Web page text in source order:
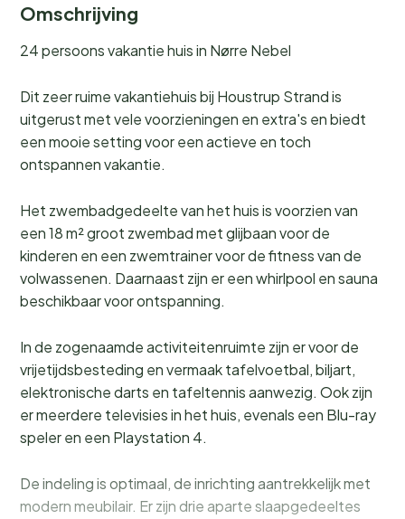
Omschrijving
24 persoons vakantie huis in Nørre Nebel
Dit zeer ruime vakantiehuis bij Houstrup Strand is
uitgerust met vele voorzieningen en extra's en biedt
een mooie setting voor een actieve en toch
ontspannen vakantie.
Het zwembadgedeelte van het huis is voorzien van
een 18 m² groot zwembad met glijbaan voor de
kinderen en een zwemtrainer voor de fitness van de
volwassenen. Daarnaast zijn er een whirlpool en sauna
beschikbaar voor ontspanning.
In de zogenaamde activiteitenruimte zijn er voor de
vrijetijdsbesteding en vermaak tafelvoetbal, biljart,
elektronische darts en tafeltennis aanwezig. Ook zijn
er meerdere televisies in het huis, evenals een Blu-ray
speler en een Playstation 4.
De indeling is optimaal, de inrichting aantrekkelijk met
modern meubilair. Er zijn drie aparte slaapgedeeltes